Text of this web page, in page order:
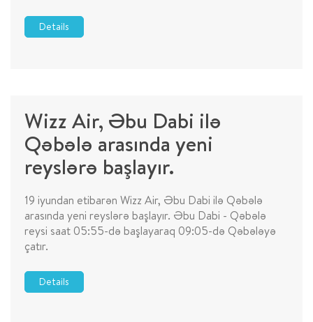
Details
Wizz Air, Əbu Dabi ilə
Qəbələ arasında yeni
reyslərə başlayır.
19 iyundan etibarən Wizz Air, Əbu Dabi ilə Qəbələ
arasında yeni reyslərə başlayır. Əbu Dabi - Qəbələ
reysi saat 05:55-də başlayaraq 09:05-də Qəbələyə
çatır.
Details